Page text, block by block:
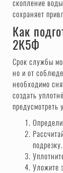
скопление
сохраняет
Как
2К5Ф
Срок службы
но и от
необходимо
создать
предусмотреть
подрезку.
Уложите